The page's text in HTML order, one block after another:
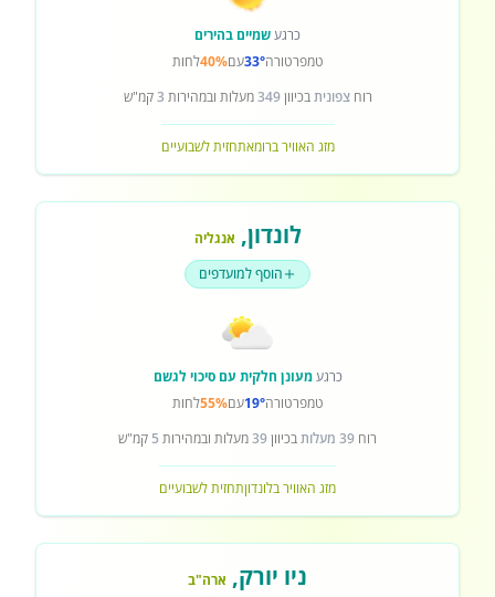
כרגעשמיים בהירים
טמפרטורה33°עם40%לחות
רוחצפוניתבכיוון349מעלות ובמהירות 3קמ"ש
מזג האוויר ברומאתחזית לשבועיים
לונדון, אנגליה
הוסף למועדפים
כרגעמעונן חלקית עם סיכוי לגשם
טמפרטורה19°עם55%לחות
רוח 39 מעלות בכיוון39מעלות ובמהירות 5 קמ"ש
מזג האוויר בלונדוןתחזית לשבועיים
ניו יורק, ארה"ב